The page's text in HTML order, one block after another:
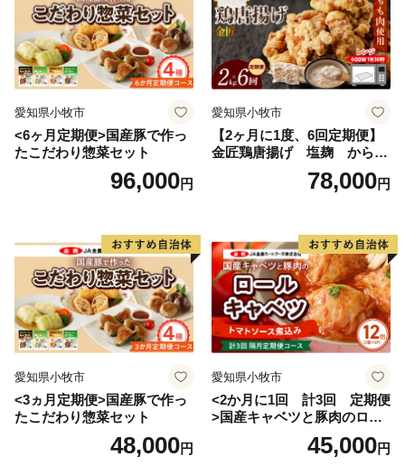
愛知県小牧市
<6ヶ月定期便>国産豚で作っ
たこだわり惣菜セット
96,000円
愛知県小牧市
【2ヶ月に1度、6回定期便】
金匠鶏唐揚げ 塩麹 からあ
78,000円
愛知県小牧市
<3ヵ月定期便>国産豚で作っ
たこだわり惣菜セット
48,000円
愛知県小牧市
<2か月に1回 計3回 定期便
>国産キャベツと豚肉のロー
ルキャベツ（6P入り）
45,000円